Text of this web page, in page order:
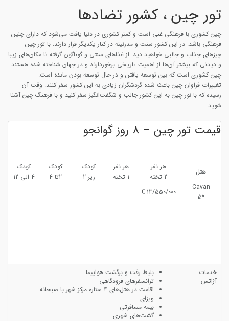
تور چین ، کشور تضادها
چین کشوری با فرهنگی غنی است و کمتر کشوری در دنیا یافت می‌شود که دارای چنین
فرهنگی باشد. در این کشور سنت و مدرنیته در کنار یکدیگر قرار دارند. با تور چین
چیز‌های جذاب و جالبی خواهید دید. از غذا‌های سنتی و گوناگون گرفته تا مکان‌های زیبا
و دیدنی که بیشتر آن‌ها از اهمیت تاریخی برخوردارند و در جهان شناخته شده هستند.
چین کشوری است که بین توسعه یافتن و در حال توسعه بودن مانده است.
تغییرات فراوان چین باعث شده گردشگران زیادی به این کشور سفر کنند. وقت آن
رسیده که با نور چین به این کشور جالب و شگفت‌انگیز سفر کنید و با فرهنگ چین آشنا
شوید.
قیمت تور چین – 8 روز گوانجو
هتل
هر نفر
2 تخته
هر نفر
1 تخته
کودک
زیر 2
کودک
2تا 4
کودک
4 الی 12
Cavan
*5
13/550/000 €
خدمات
آژاتس
بلیط رفت و برگشت هواپیما
ترانسفرهای فرودگاهی
اقامت در هتل‌های ۴ ستاره مرکز شهر با صبحانه
ویزای
بیمه مسافرتی
گشت‌های شهری